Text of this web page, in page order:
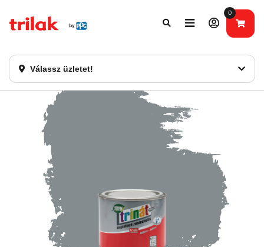
Válassz üzletet!
0
Fontos tájékoztatás!